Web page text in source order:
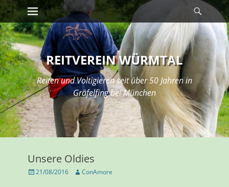
Erstes Menü
REITVEREIN WÜRMTAL
Reiten und Voltigieren seit über 50 Jahren in
Gräfelfing bei München
Unsere Oldies
21/08/2016 ConAmore